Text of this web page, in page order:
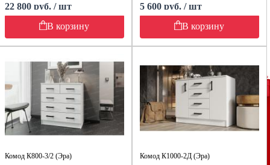
22 800 руб. / шт
В корзину
5 600 руб. / шт
В корзину
Комод К800-3/2 (Эра) Комод К1000-2Д (Эра)